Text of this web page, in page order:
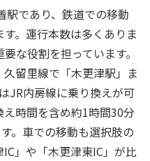
駅であり、鉄道での移動
。運行本数は多くありま
な役割を担っています。
留里線で「木更津駅」ま
JR内房線に乗り換えが可
時間を含め約1時間30分
。車での移動も選択肢の
」や「木更津東IC」が比